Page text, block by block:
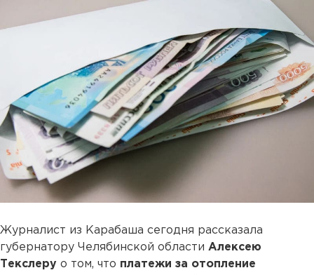
Журналист из Карабаша сегодня рассказала
губернатору Челябинской области Алексею
Текслеру о том, что платежи за отопление